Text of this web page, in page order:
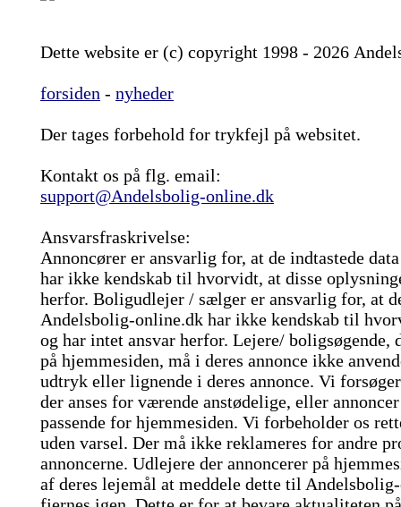
Dette website er (c) copyright 1998 - 2026
forsiden - nyheder
Der tages forbehold for trykfejl på websitet.
Kontakt os på flg. email:
support@Andelsbolig-online.dk
Ansvarsfraskrivelse:
Annoncører er ansvarlig for, at de indtastede
har ikke kendskab til hvorvidt, at disse
herfor. Boligudlejer / sælger er ansvarlig for, at
Andelsbolig-online.dk har ikke kendskab til
og har intet ansvar herfor. Lejere/ boligsøgende,
på hjemmesiden, må i deres annonce ikke
udtryk eller lignende i deres annonce. Vi
der anses for værende anstødelige, eller
passende for hjemmesiden. Vi forbeholder os
uden varsel. Der må ikke reklameres for andre
annoncerne. Udlejere der annoncerer på
af deres lejemål at meddele dette til